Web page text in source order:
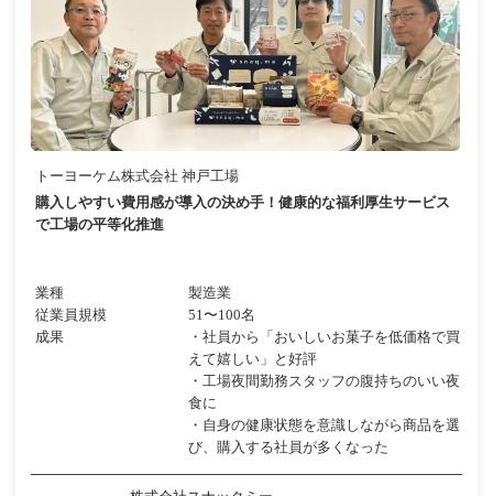
トーヨーケム株式会社 神戸工場
購入しやすい費用感が導入の決め手！健康的な福利厚生サービス
で工場の平等化推進
業種
製造業
従業員規模
51〜100名
成果
・社員から「おいしいお菓子を低価格で買
えて嬉しい」と好評
・工場夜間勤務スタッフの腹持ちのいい夜
食に
・自身の健康状態を意識しながら商品を選
び、購入する社員が多くなった